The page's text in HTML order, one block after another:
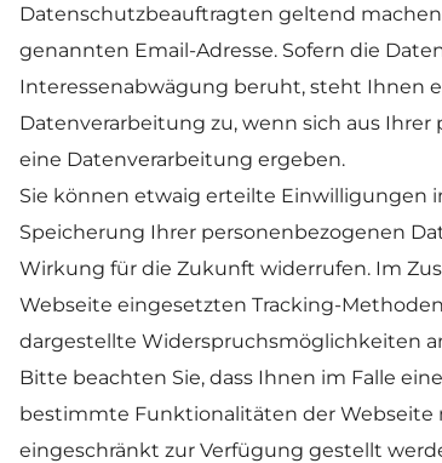
Datenschutzbeauftragten geltend
genannten Email-Adresse. Sofern die
Interessenabwägung beruht, steht Ihnen
Datenverarbeitung zu, wenn sich aus
eine Datenverarbeitung ergeben.
Sie können etwaig erteilte Einwilligungen
Speicherung Ihrer personenbezogenen
Wirkung für die Zukunft widerrufen. Im
Webseite eingesetzten Tracking-
dargestellte Widerspruchsmöglichkeiten
Bitte beachten Sie, dass Ihnen im Falle
bestimmte Funktionalitäten der Webseite
eingeschränkt zur Verfügung gestellt